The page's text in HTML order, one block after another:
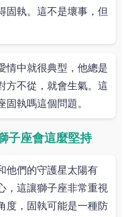
固執。這不是壞事，但
情中就很典型，他總是
方不從，就會生氣。這
執嗎這個問題。
子座會這麼堅持
他們的守護星太陽有
，這讓獅子座非常重視
度，固執可能是一種防